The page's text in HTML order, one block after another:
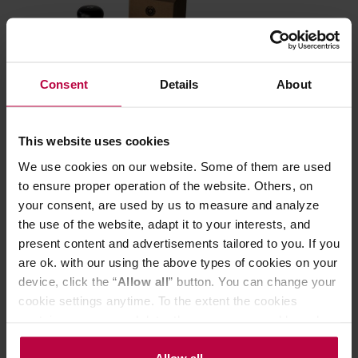
Consent Details About
This website uses cookies
We use cookies on our website. Some of them are used
to ensure proper operation of the website. Others, on
your consent, are used by us to measure and analyze
the use of the website, adapt it to your interests, and
present content and advertisements tailored to you. If you
are ok. with our using the above types of cookies on your
device, click the “Allow all” button. You can change your
cookie settings anytime. To the extent the cookies
the controller’s (namely, ALL GOOD S.A., ul.
regulowany 58,3mm
210,00 zł
Najniższa cena: 147,99 zł
147,99 zł